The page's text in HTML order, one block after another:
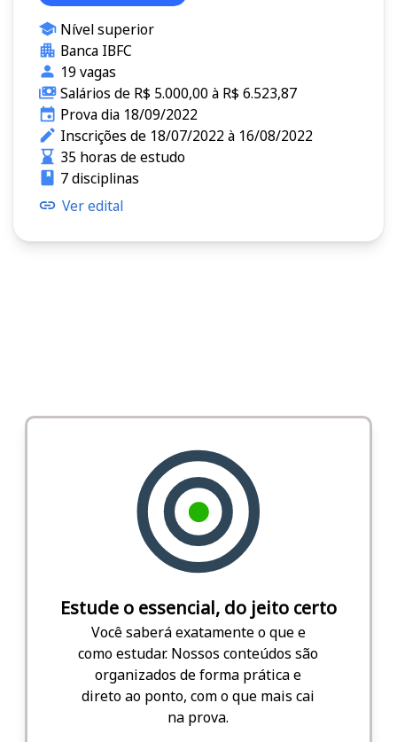
Nível superior
Banca IBFC
19 vagas
Salários de R$ 5.000,00 à R$ 6.523,87
Prova dia 18/09/2022
Inscrições de 18/07/2022 à 16/08/2022
35 horas de estudo
7 disciplinas
Ver edital
Estude o essencial, do jeito certo
Você saberá exatamente o que e
como estudar. Nossos conteúdos são
organizados de forma prática e
direto ao ponto, com o que mais cai
na prova.